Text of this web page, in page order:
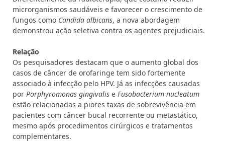
microrganismos saudáveis e favorecer o crescimento de
fungos como Candida albicans, a nova abordagem
demonstrou ação seletiva contra os agentes prejudiciais.
Relação
Os pesquisadores destacam que o aumento global dos
casos de câncer de orofaringe tem sido fortemente
associado à infecção pelo HPV. Já as infecções causadas
por Porphyromonas gingivalis e Fusobacterium nucleatum
estão relacionadas a piores taxas de sobrevivência em
pacientes com câncer bucal recorrente ou metastático,
mesmo após procedimentos cirúrgicos e tratamentos
complementares.